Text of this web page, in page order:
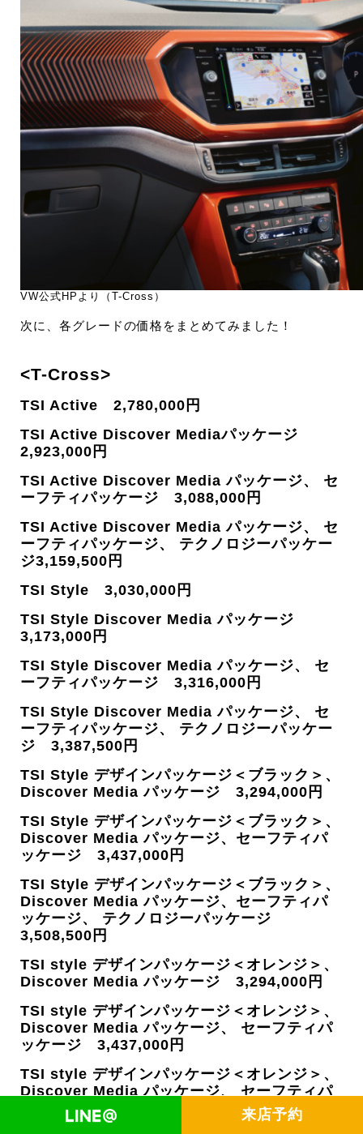
VW公式HPより（T-Cross）
次に、各グレードの価格をまとめてみました！
<T-Cross>
TSI Active 2,780,000円
TSI Active Discover Mediaパッケージ
2,923,000円
TSI Active Discover Media パッケージ、 セ
ーフティパッケージ 3,088,000円
TSI Active Discover Media パッケージ、 セ
ーフティパッケージ、 テクノロジーパッケー
ジ3,159,500円
TSI Style 3,030,000円
TSI Style Discover Media パッケージ
3,173,000円
TSI Style Discover Media パッケージ、 セ
ーフティパッケージ 3,316,000円
TSI Style Discover Media パッケージ、 セ
ーフティパッケージ、 テクノロジーパッケー
ジ 3,387,500円
TSI Style デザインパッケージ＜ブラック＞、
Discover Media パッケージ 3,294,000円
TSI Style デザインパッケージ＜ブラック＞、
Discover Media パッケージ、セーフティパ
ッケージ 3,437,000円
TSI Style デザインパッケージ＜ブラック＞、
Discover Media パッケージ、セーフティパ
ッケージ、 テクノロジーパッケージ
3,508,500円
TSI style デザインパッケージ＜オレンジ＞、
Discover Media パッケージ 3,294,000円
TSI style デザインパッケージ＜オレンジ＞、
Discover Media パッケージ、 セーフティパ
ッケージ 3,437,000円
TSI style デザインパッケージ＜オレンジ＞、
Discover Media パッケージ、 セーフティパ
ッケージ、 テクノロジーパッケージ
3,508,500円
来店予約